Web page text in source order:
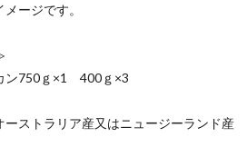
ージです。
ン750ｇ×1 400ｇ×3
ーストラリア産又はニュージーランド産